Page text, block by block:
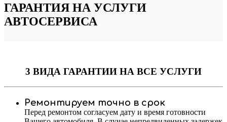
ГАРАНТИЯ НА УСЛУГИ
АВТОСЕРВИСА
3 ВИДА ГАРАНТИИ НА ВСЕ УСЛУГИ
Ремонтируем точно в срок
Перед ремонтом согласуем дату и время готовности